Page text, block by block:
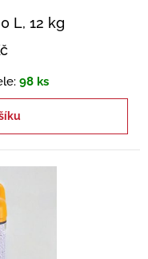
L, 12 kg
98 ks